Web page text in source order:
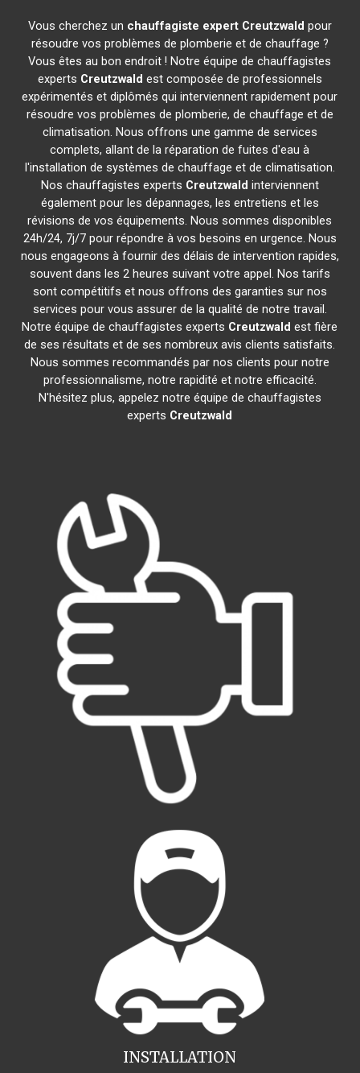
Vous cherchez un chauffagiste expert Creutzwald pour
résoudre vos problèmes de plomberie et de chauffage ?
Vous êtes au bon endroit ! Notre équipe de chauffagistes
experts Creutzwald est composée de professionnels
expérimentés et diplômés qui interviennent rapidement pour
résoudre vos problèmes de plomberie, de chauffage et de
climatisation. Nous offrons une gamme de services
complets, allant de la réparation de fuites d'eau à
l'installation de systèmes de chauffage et de climatisation.
Nos chauffagistes experts Creutzwald interviennent
également pour les dépannages, les entretiens et les
révisions de vos équipements. Nous sommes disponibles
24h/24, 7j/7 pour répondre à vos besoins en urgence. Nous
nous engageons à fournir des délais de intervention rapides,
souvent dans les 2 heures suivant votre appel. Nos tarifs
sont compétitifs et nous offrons des garanties sur nos
services pour vous assurer de la qualité de notre travail.
Notre équipe de chauffagistes experts Creutzwald est fière
de ses résultats et de ses nombreux avis clients satisfaits.
Nous sommes recommandés par nos clients pour notre
professionnalisme, notre rapidité et notre efficacité.
N'hésitez plus, appelez notre équipe de chauffagistes
experts Creutzwald
INSTALLATION